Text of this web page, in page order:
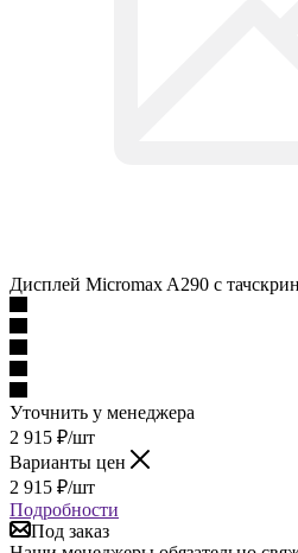
Уточнить у менеджера
Варианты цен
2 915
Подробности
Под заказ
Наши менеджеры обязательно
условия есть ли товар в наличии,
для вас.